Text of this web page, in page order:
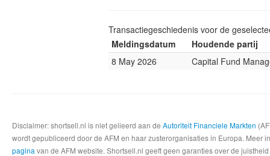
Transactiegeschiedenis voor de
Meldingsdatum
Houdende partij
8 May 2026
Capital Fund
Disclaimer: shortsell.nl is niet gelieerd aan de Autoriteit Financiele Markten
wordt gepubliceerd door de AFM en haar zusterorganisaties in Europa.
pagina van de AFM website. Shortsell.nl geeft geen garanties over de